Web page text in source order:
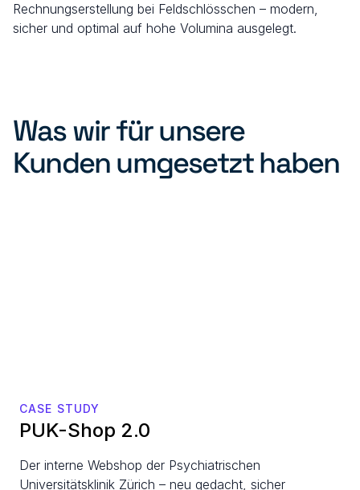
Rechnungserstellung bei Feldschlösschen – modern,
sicher und optimal auf hohe Volumina ausgelegt.
Was wir für unsere
Kunden umgesetzt haben
CASE STUDY
PUK-Shop 2.0
Der interne Webshop der Psychiatrischen
Universitätsklinik Zürich – neu gedacht, sicher